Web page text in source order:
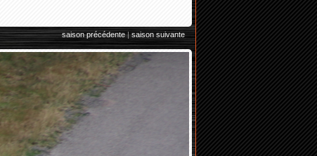
saison précédente|saison suivante